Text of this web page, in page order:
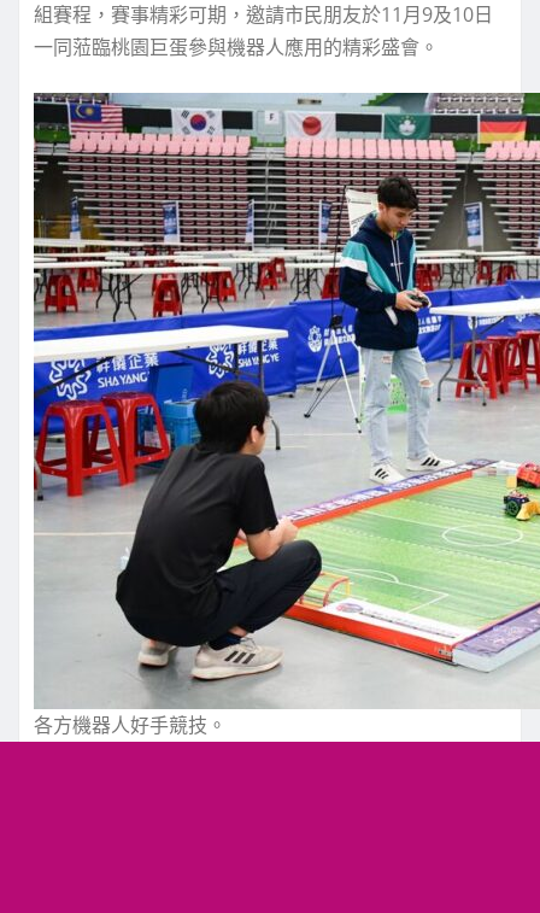
組賽程，賽事精彩可期，邀請市民朋友於11月9及10日
一同蒞臨桃園巨蛋參與機器人應用的精彩盛會。
各方機器人好手競技。